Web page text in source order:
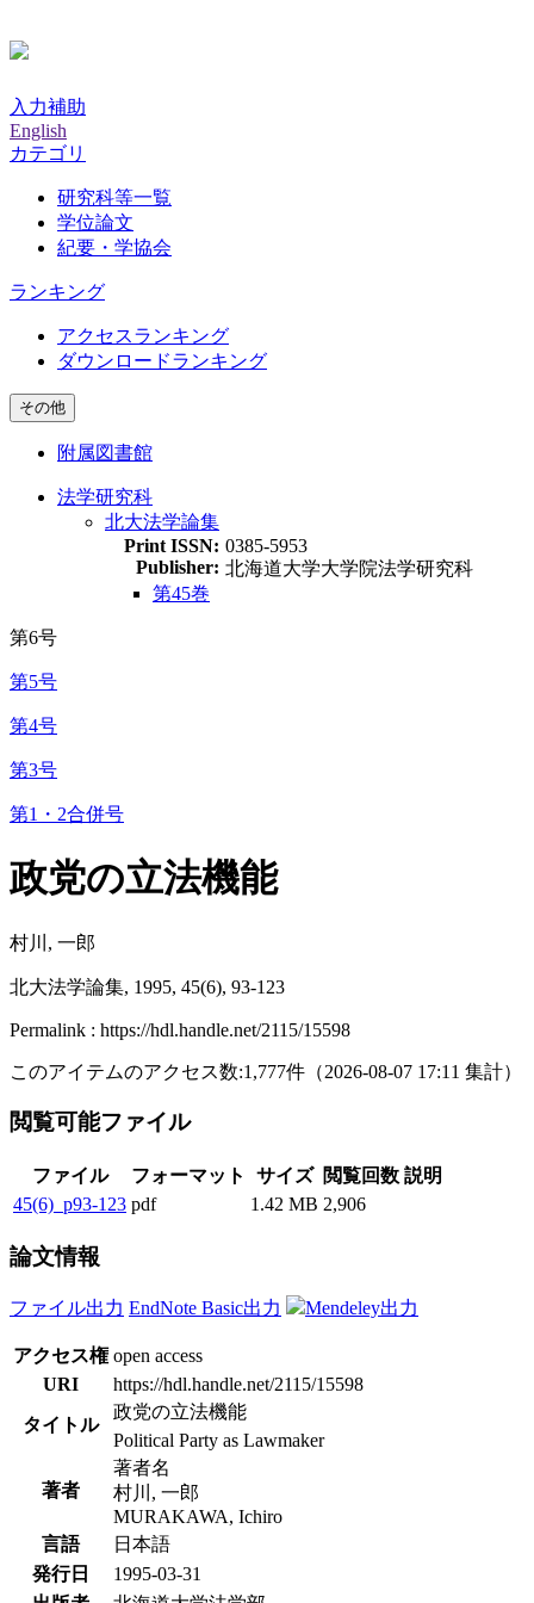
入力補助
English
カテゴリ
研究科等一覧
学位論文
紀要・学協会
ランキング
アクセスランキング
ダウンロードランキング
その他
附属図書館
法学研究科
北大法学論集
Print ISSN: 0385-5953
Publisher: 北海道大学大学院法学研究科
第45巻
第6号
第5号
第4号
第3号
第1・2合併号
政党の立法機能
村川, 一郎
北大法学論集, 1995, 45(6), 93-123
Permalink : https://hdl.handle.net/2115/15598
このアイテムのアクセス数:1,777件 （2026-08-07 17:11 集計）
閲覧可能ファイル
ファイル フォーマット サイズ 閲覧回数 説明
45(6)_p93-123 pdf 1.42 MB 2,906
論文情報
ファイル出力 EndNote Basic出力 Mendeley出力
アクセス権 open access
URI
https://hdl.handle.net/2115/15598
タイトル
政党の立法機能
Political Party as Lawmaker
著者
著者名
村川, 一郎
MURAKAWA, Ichiro
言語
日本語
発行日
1995-03-31